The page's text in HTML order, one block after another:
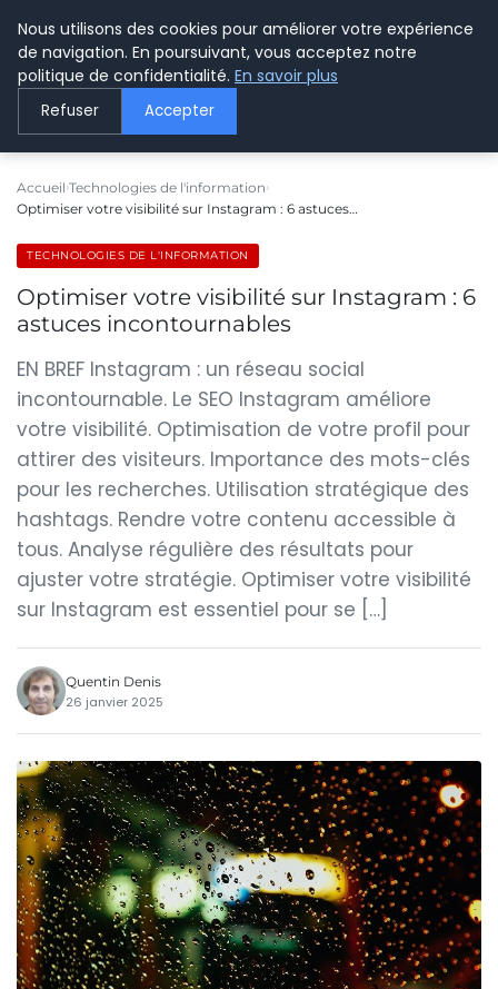
LE WEBMARKETING
Accueil Technologies de l'information
Optimiser votre visibilité sur Instagram : 6 astuces…
TECHNOLOGIES DE L'INFORMATION
Optimiser votre visibilité sur Instagram : 6
astuces incontournables
EN BREF Instagram : un réseau social
incontournable. Le SEO Instagram améliore
votre visibilité. Optimisation de votre profil pour
attirer des visiteurs. Importance des mots-clés
pour les recherches. Utilisation stratégique des
hashtags. Rendre votre contenu accessible à
tous. Analyse régulière des résultats pour
ajuster votre stratégie. Optimiser votre visibilité
sur Instagram est essentiel pour se […]
Quentin Denis
26 janvier 2025
Nous utilisons des cookies pour améliorer votre expérience
de navigation. En poursuivant, vous acceptez notre
politique de confidentialité. En savoir plus
Refuser Accepter